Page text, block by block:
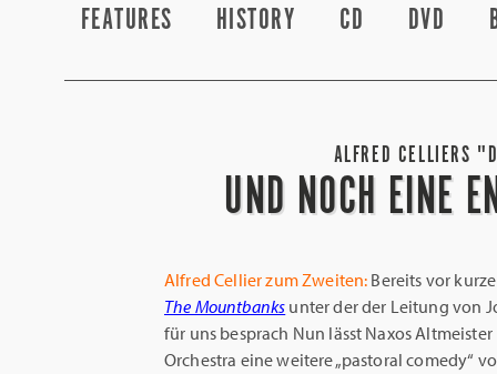
FEATURES HISTORY CD DVD
ALFRED CELLIERS
UND NOCH EINE
Alfred Cellier zum Zweiten: Bereits vor
The Mountbanks unter der der Leitung von
für uns besprach Nun lässt Naxos
Orchestra eine weitere „pastoral comedy“